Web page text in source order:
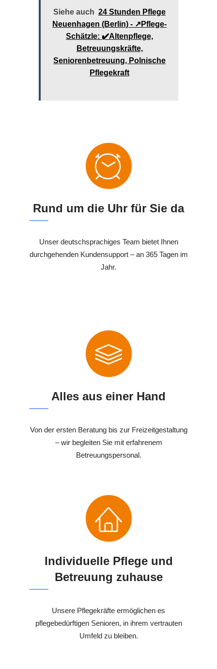
Siehe auch 24 Stunden Pflege
Neuenhagen (Berlin) - ↗️Pflege-
Schätzle: ✔️Altenpflege,
Betreuungskräfte,
Seniorenbetreuung, Polnische
Pflegekraft
Rund um die Uhr für Sie da
Unser deutschsprachiges Team bietet Ihnen
durchgehenden Kundensupport – an 365 Tagen im
Jahr.
Alles aus einer Hand
Von der ersten Beratung bis zur Freizeitgestaltung
– wir begleiten Sie mit erfahrenem
Betreuungspersonal.
Individuelle Pflege und
Betreuung zuhause
Unsere Pflegekräfte ermöglichen es
pflegebedürftigen Senioren, in ihrem vertrauten
Umfeld zu bleiben.